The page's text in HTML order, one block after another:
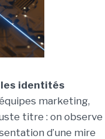
identités
marketing,
titre : on observe
d’une mire